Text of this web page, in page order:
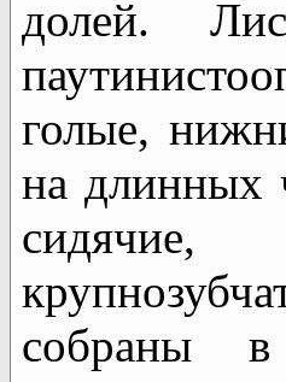
долей.
голые,
на длинных
собраны